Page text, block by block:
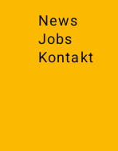
News
Jobs
Kontakt